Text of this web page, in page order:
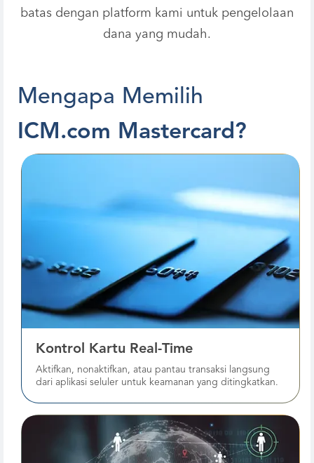
batas dengan platform kami untuk pengelolaan
dana yang mudah.
Mengapa Memilih
ICM.com Mastercard?
Kontrol Kartu Real-Time
Aktifkan, nonaktifkan, atau pantau transaksi langsung
dari aplikasi seluler untuk keamanan yang ditingkatkan.